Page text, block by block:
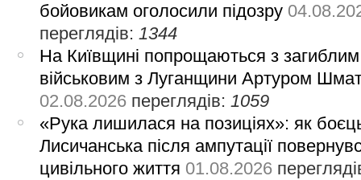
бойовикам оголосили підозру
переглядів:1344
На Київщині попрощаються з загиблим
військовим з Луганщини Артуром
02.08.2026 переглядів:1059
«Рука лишилася на позиціях»: як
Лисичанська після ампутації
цивільного життя 01.08.2026